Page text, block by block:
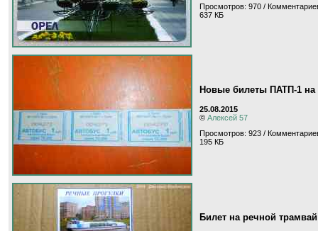
Просмотров: 970 /
637 КБ
Новые билеты ПАТП-1 на
25.08.2015
© Алексей 57
Просмотров: 923 /
195 КБ
Билет на речной трамвай